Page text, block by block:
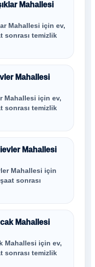
Mahallesi
Mahallesi için ev,
sonrası temizlik
Mahallesi
Mahallesi için ev,
sonrası temizlik
Mahallesi
Mahallesi için
sonrası
Mahallesi
Mahallesi için ev,
sonrası temizlik